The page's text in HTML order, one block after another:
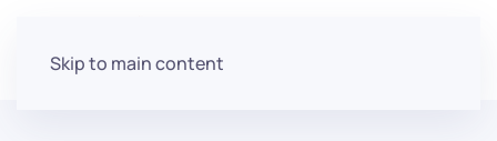
Skip to main content